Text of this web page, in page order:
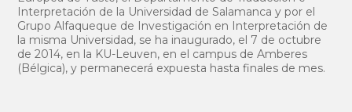
Interpretación de la Universidad de Salamanca y por el
Grupo Alfaqueque de Investigación en Interpretación de
la misma Universidad, se ha inaugurado, el 7 de octubre
de 2014, en la KU-Leuven, en el campus de Amberes
(Bélgica), y permanecerá expuesta hasta finales de mes.